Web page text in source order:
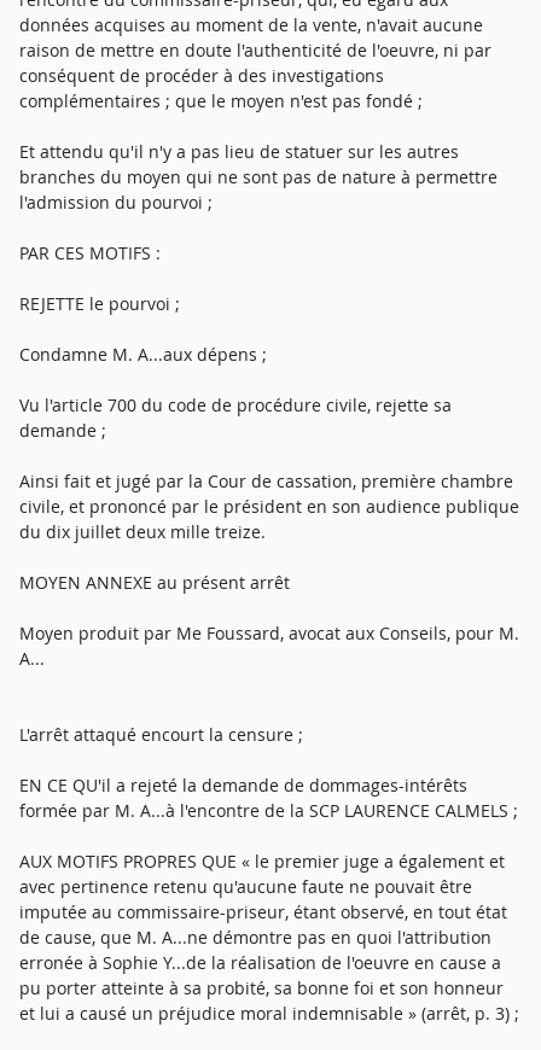
données acquises au moment de la vente, n'avait aucune
raison de mettre en doute l'authenticité de l'oeuvre, ni par
conséquent de procéder à des investigations
complémentaires ; que le moyen n'est pas fondé ;
Et attendu qu'il n'y a pas lieu de statuer sur les autres
branches du moyen qui ne sont pas de nature à permettre
l'admission du pourvoi ;
PAR CES MOTIFS :
REJETTE le pourvoi ;
Condamne M. A...aux dépens ;
Vu l'article 700 du code de procédure civile, rejette sa
demande ;
Ainsi fait et jugé par la Cour de cassation, première chambre
civile, et prononcé par le président en son audience publique
du dix juillet deux mille treize.
MOYEN ANNEXE au présent arrêt
Moyen produit par Me Foussard, avocat aux Conseils, pour M.
A...
L'arrêt attaqué encourt la censure ;
EN CE QU'il a rejeté la demande de dommages-intérêts
formée par M. A...à l'encontre de la SCP LAURENCE CALMELS ;
AUX MOTIFS PROPRES QUE « le premier juge a également et
avec pertinence retenu qu'aucune faute ne pouvait être
imputée au commissaire-priseur, étant observé, en tout état
de cause, que M. A...ne démontre pas en quoi l'attribution
erronée à Sophie Y...de la réalisation de l'oeuvre en cause a
pu porter atteinte à sa probité, sa bonne foi et son honneur
et lui a causé un préjudice moral indemnisable » (arrêt, p. 3) ;